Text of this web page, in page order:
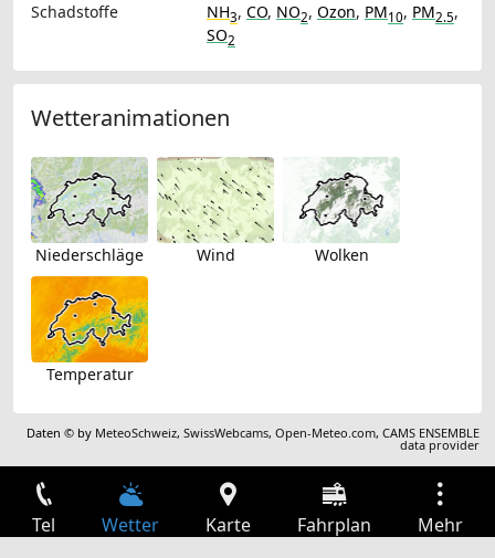
Schadstoffe
NH3, CO, NO2, Ozon, PM10, PM2.5,
SO2
Wetteranimationen
Niederschläge Wind Wolken
Temperatur
Daten © by MeteoSchweiz,SwissWebcams,Open-Meteo.com,CAMS ENSEMBLE
data provider
Tel Wetter Karte Fahrplan Mehr